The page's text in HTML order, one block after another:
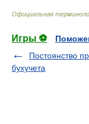
Официальная
Игры ⚽
Постоянство
бухучета